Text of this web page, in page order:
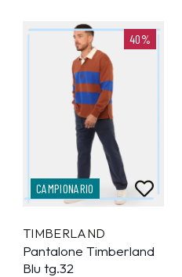
40%
CAMPIONARIO
TIMBERLAND
Pantalone Timberland
Blu tg.32